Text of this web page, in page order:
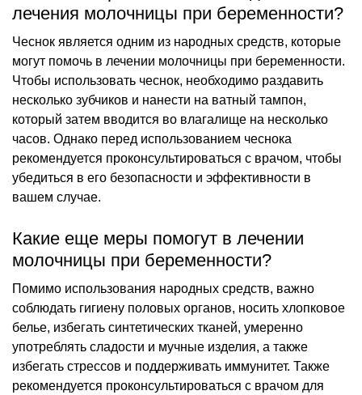
лечения молочницы при беременности?
Чеснок является одним из народных средств, которые
могут помочь в лечении молочницы при беременности.
Чтобы использовать чеснок, необходимо раздавить
несколько зубчиков и нанести на ватный тампон,
который затем вводится во влагалище на несколько
часов. Однако перед использованием чеснока
рекомендуется проконсультироваться с врачом, чтобы
убедиться в его безопасности и эффективности в
вашем случае.
Какие еще меры помогут в лечении
молочницы при беременности?
Помимо использования народных средств, важно
соблюдать гигиену половых органов, носить хлопковое
белье, избегать синтетических тканей, умеренно
употреблять сладости и мучные изделия, а также
избегать стрессов и поддерживать иммунитет. Также
рекомендуется проконсультироваться с врачом для